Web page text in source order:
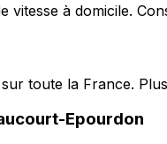
à domicile.
toute la France.
Epourdon